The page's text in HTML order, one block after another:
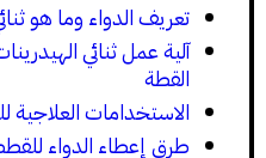
تعريف الدواء وما هو
آلية عمل ثنائي
القطة
الاستخدامات
طرق إعطاء الدواء